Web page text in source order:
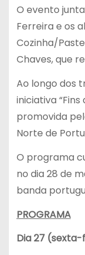
O evento
Ferreira e os
Cozinha/
Chaves, que
Ao longo dos
iniciativa
promovida
Norte de
O programa
no dia 28 de
banda
PROGRAMA
Dia 27